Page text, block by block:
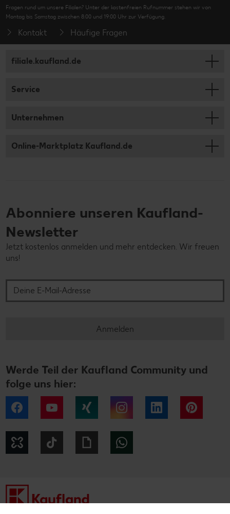
Fragen rund um unsere Filialen? Unter der kostenfreien Rufnummer stehen wir von
Montag bis Samstag zwischen 8:00 und 19:00 Uhr zur Verfügung.
Kontakt Häufige Fragen
filiale.kaufland.de
Service
Unternehmen
Online-Marktplatz Kaufland.de
Abonniere unseren Kaufland-
Newsletter
Jetzt kostenlos anmelden und mehr entdecken. Wir freuen
uns!
Anmelden
Werde Teil der Kaufland Community und
folge uns hier:
Facebook YouTube Instagram LinkedIn
Kununu Giphy